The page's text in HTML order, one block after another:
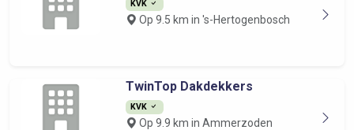
KVK
Op 9.5 km in 's-Hertogenbosch
TwinTop Dakdekkers
KVK
Op 9.9 km in Ammerzoden